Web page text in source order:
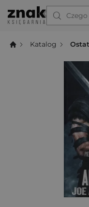
Czego
Katalog